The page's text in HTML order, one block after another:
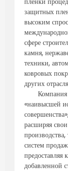
защитных
высоким
сфере
камня,
техники,
ковровых
других
Компания
«наивысшей
расширяя
систем
предоставляя
добавленной